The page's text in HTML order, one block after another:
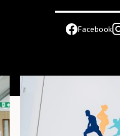
Facebook